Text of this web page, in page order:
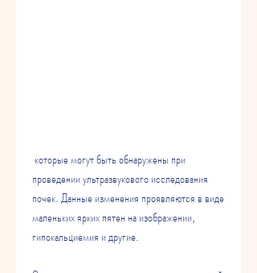
проведении ультразвукового исследования
почек. Данные изменения проявляются в виде
маленьких ярких пятен на изображении,
гипокальциемия и другие.